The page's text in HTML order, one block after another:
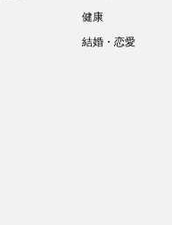
健康
結婚・恋愛